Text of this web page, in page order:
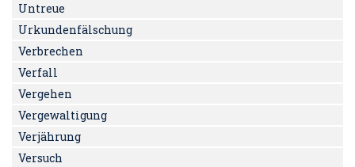
Untreue
Urkundenfälschung
Verbrechen
Verfall
Vergehen
Vergewaltigung
Verjährung
Versuch